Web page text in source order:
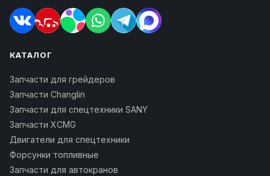
КАТАЛОГ
Запчасти для грейдеров
Запчасти Changlin
Запчасти для спецтехники SANY
Запчасти XCMG
Двигатели для спецтехники
Форсунки топливные
Запчасти для автокранов